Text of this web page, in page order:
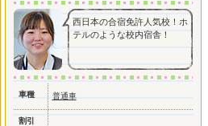
西日本の合宿免許人気校！ホ
テルのような校内宿舎！
車種 普通車
割引